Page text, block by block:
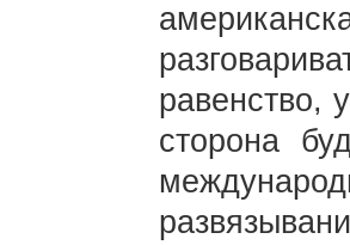
равенство,
сторона